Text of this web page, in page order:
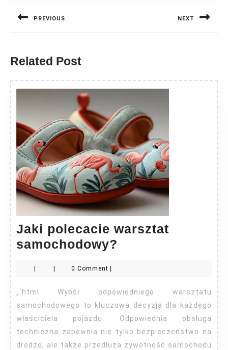
PREVIOUS NEXT
Related Post
Jaki polecacie warsztat
samochodowy?
samochodowy?
0 Comment
„`html Wybór odpowiedniego warsztatu
samochodowego to kluczowa decyzja dla każdego
właściciela pojazdu. Odpowiednia obsługa
techniczna zapewnia nie tylko bezpieczeństwo na
drodze, ale także przedłuża żywotność samochodu